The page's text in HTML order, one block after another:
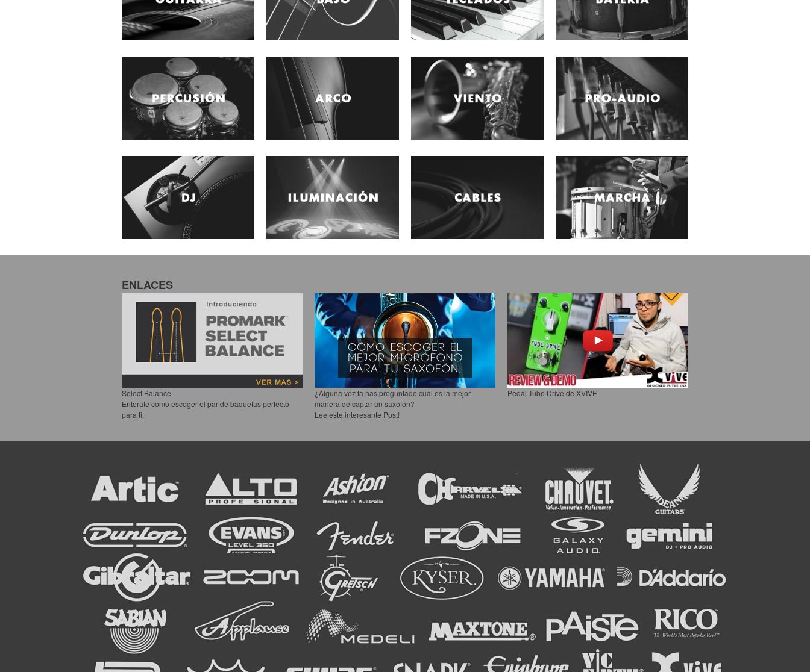
ENLACES
Select Balance
Enterate como escoger el par de baquetas perfecto
para ti.
¿Alguna vez ta has preguntado cuál es la mejor
manera de captar un saxofón?
Lee este interesante Post!
Pedal Tube Drive de XVIVE